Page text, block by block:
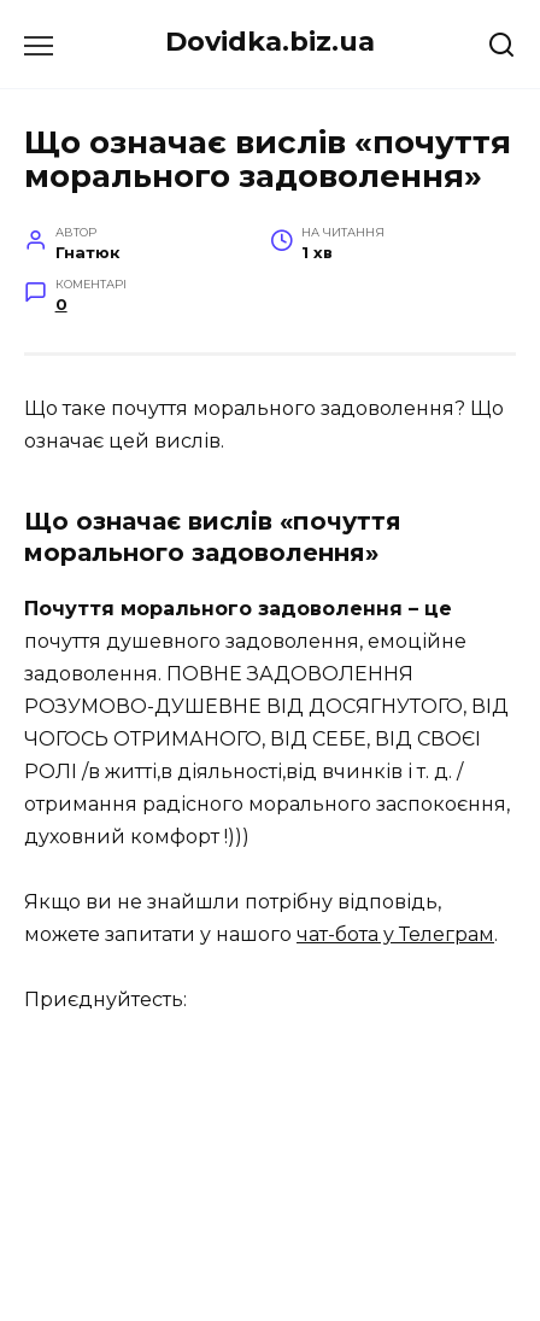
до
Dovidka.biz.ua
Що означає вислів «почуття
морального задоволення»
АВТОР
Гнатюк
НА ЧИТАННЯ
1 хв
КОМЕНТАРІ
0
Що таке почуття морального задоволення? Що
означає цей вислів.
Що означає вислів «почуття
морального задоволення»
Почуття морального задоволення – це
почуття душевного задоволення, емоційне
задоволення. ПОВНЕ ЗАДОВОЛЕННЯ
РОЗУМОВО-ДУШЕВНЕ ВІД ДОСЯГНУТОГО, ВІД
ЧОГОСЬ ОТРИМАНОГО, ВІД СЕБЕ, ВІД СВОЄІ
РОЛІ /в житті,в діяльності,від вчинків і т. д. /
отримання радісного морального заспокоєння,
духовний комфорт !)))
Якщо ви не знайшли потрібну відповідь,
можете запитати у нашого чат-бота у Телеграм.
Приєднуйтесть: